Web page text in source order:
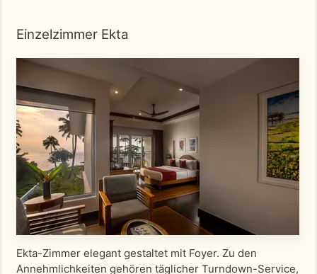
Einzelzimmer Ekta
Ekta-Zimmer elegant gestaltet mit Foyer. Zu den
Annehmlichkeiten gehören täglicher Turndown-Service,